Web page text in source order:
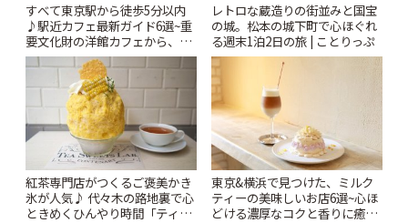
すべて東京駅から徒歩5分以内
♪駅近カフェ最新ガイド6選~重
要文化財の洋館カフェから、改
札すぐのレトロ喫茶まで~ | こと
りっぷ
レトロな蔵造りの街並みと国宝
の城。松本の城下町で心ほぐれ
る週末1泊2日の旅 | ことりっぷ
紅茶専門店がつくるご褒美かき
氷が人気♪ 代々木の路地裏で心
ときめくひんやり時間「ティー
東京&横浜で見つけた、ミルク
ティーの美味しいお店6選~心ほ
どける濃厚なコクと香りに癒や